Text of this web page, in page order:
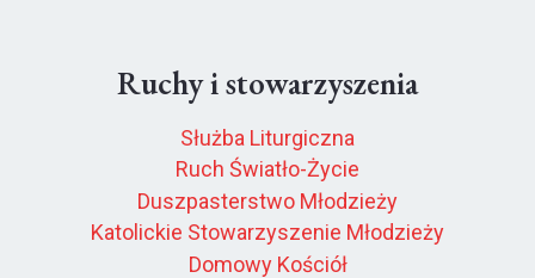
Ruchy i stowarzyszenia
Służba Liturgiczna
Ruch Światło-Życie
Duszpasterstwo Młodzieży
Katolickie Stowarzyszenie Młodzieży
Domowy Kościół